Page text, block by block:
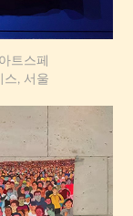
트스페
스, 서울